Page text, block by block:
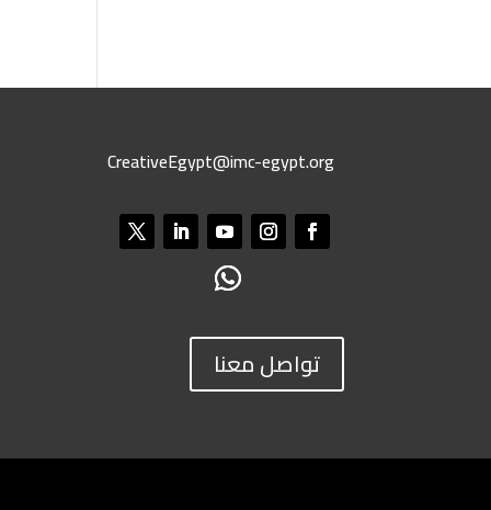
CreativeEgypt@imc-egypt.org
تواصل معنا